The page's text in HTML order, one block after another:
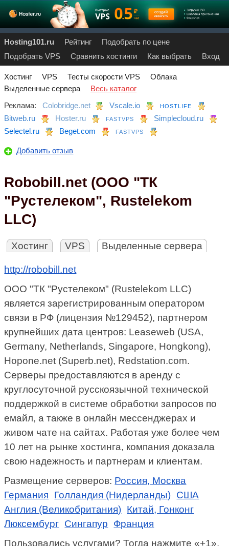
Hosting101.ru Рейтинг
Подобрать по цене
Подобрать VPS
Сравнить хостинги Как выбрать Вход
Хостинг VPS Тесты скорости VPS
Облака
Выделенные сервера
Весь каталог
Реклама:
Colobridge.net Vscale.io HOSTLIFE
Bitweb.ru Hoster.ru FASTVPS
Simplecloud.ru
Selectel.ru
Beget.com FASTVPS
Добавить отзыв
Robobill.net (ООО "ТК
"Рустелеком", Rustelekom
LLC)
Хостинг VPS Выделенные сервера
http://robobill.net
ООО "ТК "Рустелеком" (Rustelekom LLC)
является зарегистрированным оператором
связи в РФ (лицензия №129452), партнером
крупнейших дата центров: Leaseweb (USA,
Germany, Netherlands, Singapore, Hongkong),
Hopone.net (Superb.net), Redstation.com.
Серверы предоставляются в аренду с
круглосуточной русскоязычной технической
поддержкой в системе обработки запросов по
емайл, а также в онлайн мессенджерах и
живом чате на сайтах. Работая уже более чем
10 лет на рынке хостинга, компания доказала
свою надежность и партнерам и клиентам.
Размещение серверов: Россия, Москва
Германия
Голландия (Нидерланды) США
Англия (Великобритания) Китай, Гонконг
Люксембург Сингапур
Франция
Пользовались услугами? Тогда нажмите «+1»,